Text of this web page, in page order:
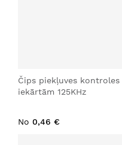
Čips piekļuves kontroles
iekārtām 125KHz
No 0,46 €